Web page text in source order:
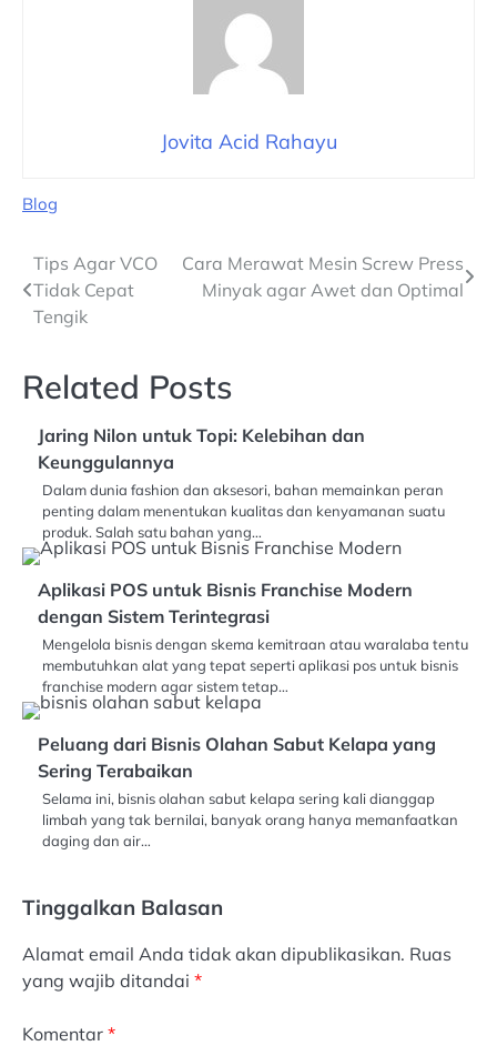
Jovita Acid Rahayu
Blog
Navigasi
pos
Tips Agar VCO
Tidak Cepat
Tengik
Cara Merawat Mesin Screw Press
Minyak agar Awet dan Optimal
Related Posts
Jaring Nilon untuk Topi: Kelebihan dan
Keunggulannya
Dalam dunia fashion dan aksesori, bahan memainkan peran
penting dalam menentukan kualitas dan kenyamanan suatu
produk. Salah satu bahan yang…
Aplikasi POS untuk Bisnis Franchise Modern
dengan Sistem Terintegrasi
Mengelola bisnis dengan skema kemitraan atau waralaba tentu
membutuhkan alat yang tepat seperti aplikasi pos untuk bisnis
franchise modern agar sistem tetap…
Peluang dari Bisnis Olahan Sabut Kelapa yang
Sering Terabaikan
Selama ini, bisnis olahan sabut kelapa sering kali dianggap
limbah yang tak bernilai, banyak orang hanya memanfaatkan
daging dan air…
Tinggalkan Balasan
Alamat email Anda tidak akan dipublikasikan. Ruas
yang wajib ditandai *
Komentar *